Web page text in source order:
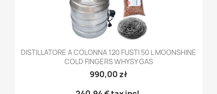
DISTILLATORE A COLONNA 120 FUSTI 50 L MOONSHINE
COLD FINGERS WHYSY GAS
990,00 zł